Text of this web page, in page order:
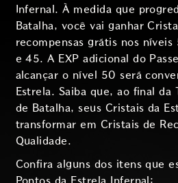
Infernal. À medida que
Batalha, você vai ganhar
recompensas grátis nos
e 45. A EXP adicional do
alcançar o nível 50 será
Estrela. Saiba que, ao final da
de Batalha, seus Cristais da
transformar em Cristais de
Qualidade.
Confira alguns dos itens que
Pontos da Estrela Infernal: